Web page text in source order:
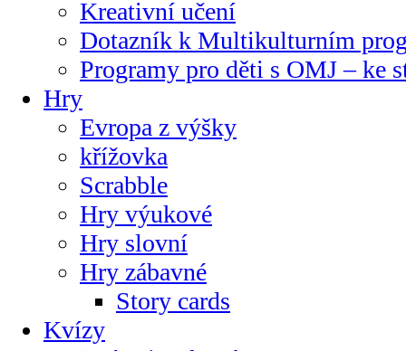
Kreativní učení
Dotazník k Multikulturním
Programy pro děti s OMJ – ke
Hry
Evropa z výšky
křížovka
Scrabble
Hry výukové
Hry slovní
Hry zábavné
Story cards
Kvízy